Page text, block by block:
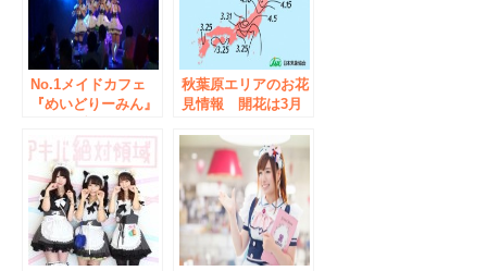
No.1メイドカフェ
『めいどりーみん』
インメントサービス
を強化！ ”萌えカワ
イイ ライブレスト
ラン”へと進化し、
コラボイベント企画
を拡充していきま
す！
秋葉原エリアのお花
見情報 開花は3月
月下旬～4月上旬